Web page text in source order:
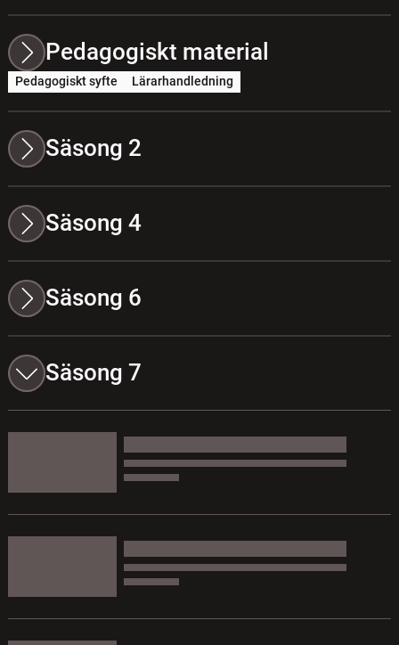
Pedagogiskt material
Pedagogiskt syfte Lärarhandledning
Säsong 2
Säsong 4
Säsong 6
Säsong 7